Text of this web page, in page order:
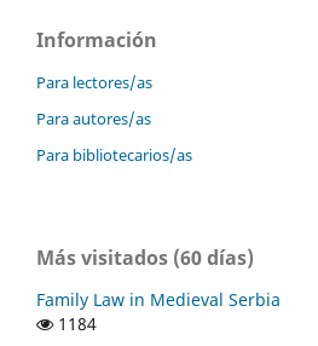
Información
Para lectores/as
Para autores/as
Para bibliotecarios/as
Más visitados (60 días)
Family Law in Medieval Serbia
1184